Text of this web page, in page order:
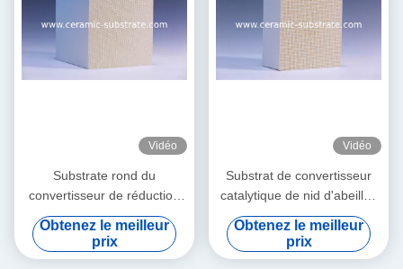
Vidéo
Substrate rond du
convertisseur de réduction
catalytique sélective
Obtenez le meilleur
prix
Vidéo
Substrat de convertisseur
catalytique de nid d'abeilles
de COV blanc et cellulaire
Obtenez le meilleur
prix